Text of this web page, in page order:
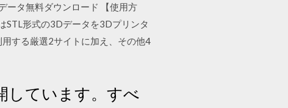
ータ無料ダウンロード 【使用方
STL形式の3Dデータを3Dプリンタ
する厳選2サイトに加え、その他4
しています。すべ